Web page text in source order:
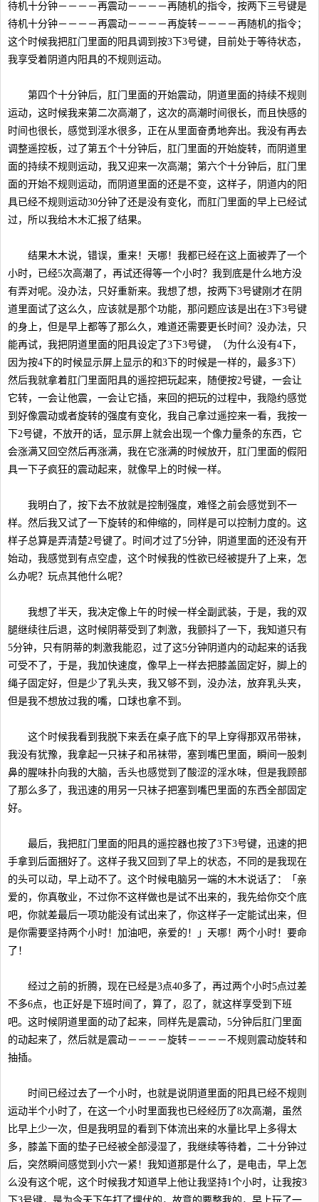
待机十分钟－－－－再震动－－－－再随机的指令，按两下三号键是
待机十分钟－－－－再震动－－－－再旋转－－－－再随机的指令；
这个时候我把肛门里面的阳具调到按3下3号键，目前处于等待状态，
我享受着阴道内阳具的不规则运动。
第四个十分钟后，肛门里面的开始震动，阴道里面的持续不规则
运动，这时候我来第二次高潮了，这次的高潮时间很长，而且快感的
时间也很长，感觉到淫水很多，正在从里面奋勇地奔出。我没有再去
调整遥控板，过了第五个十分钟后，肛门里面的开始旋转，而阴道里
面的持续不规则运动，我又迎来一次高潮；第六个十分钟后，肛门里
面的开始不规则运动，而阴道里面的还是不变，这样子，阴道内的阳
具已经不规则运动30分钟了还是没有变化，而肛门里面的早上已经试
过，所以我给木木汇报了结果。
结果木木说，错误，重来！天哪！我都已经在这上面被弄了一个
小时，已经5次高潮了，再试还得等一个小时？我到底是什么地方没
有弄对呢。没办法，只好重新来。我想了想，按两下3号键刚才在阴
道里面试了这么久，应该就是那个功能，那问题应该是出在3下3号键
的身上，但是早上都等了那么久，难道还需要更长时间？没办法，只
能再试，我把阴道里面的阳具设定了3下3号键，（为什么没有4下，
因为按4下的时候显示屏上显示的和3下的时候是一样的，最多3下）
然后我就拿着肛门里面阳具的遥控把玩起来，随便按2号键，一会让
它转，一会让他震，一会让它插，来回的把玩的过程中，我隐约感觉
到好像震动或者旋转的强度有变化，我自己拿过遥控来一看，我按一
下2号键，不放开的话，显示屏上就会出现一个像力量条的东西，它
会涨满又回空然后再涨满，我在它涨满的时候放开，肛门里面的假阳
具一下子疯狂的震动起来，就像早上的时候一样。
我明白了，按下去不放就是控制强度，难怪之前会感觉到不一
样。然后我又试了一下旋转的和伸缩的，同样是可以控制力度的。这
样子总算是弄清楚2号键了。时间才过了5分钟，阴道里面的还没有开
始动，我感觉到有点空虚，这个时候我的性欲已经被提升了上来，怎
么办呢？玩点其他什么呢？
我想了半天，我决定像上午的时候一样全副武装，于是，我的双
腿继续往后退，这时候阴蒂受到了刺激，我颤抖了一下，我知道只有
5分钟，只有阴蒂的刺激我能忍，过了这5分钟阴道内的动起来的话我
可受不了，于是，我加快速度，像早上一样去把膝盖固定好，脚上的
绳子固定好，但是少了乳头夹，我又够不到，没办法，放弃乳头夹，
但是我不想放过我的嘴，口球也拿不到。
这个时候我看到我脱下来丢在桌子底下的早上穿得那双吊带袜，
我没有犹豫，我拿起一只袜子和吊袜带，塞到嘴巴里面，瞬间一股刺
鼻的腥味扑向我的大脑，舌头也感觉到了酸涩的淫水味，但是我顾部
了那么多了，我迅速的用另一只袜子把塞到嘴巴里面的东西全部固定
好。
最后，我把肛门里面的阳具的遥控器也按了3下3号键，迅速的把
手拿到后面捆好了。这样子我又回到了早上的状态，不同的是我现在
的头可以动，早上动不了。这个时候电脑另一端的木木说话了：「亲
爱的，你真敬业，不过你不这样做也是试不出来的，我先给你交个底
吧，你就差最后一项功能没有试出来了，你这样子一定能试出来，但
是你需要坚持两个小时！加油吧，亲爱的！」天哪！两个小时！要命
了！
经过之前的折腾，现在已经是3点40多了，再过两个小时5点过差
不多6点，也正好是下班时间了，算了，忍了，就这样享受到下班
吧。这时候阴道里面的动了起来，同样先是震动，5分钟后肛门里面
的动起来了，然后就是震动－－－－旋转－－－－不规则震动旋转和
抽插。
时间已经过去了一个小时，也就是说阴道里面的阳具已经不规则
运动半个小时了，在这一个小时里面我也已经经历了8次高潮，虽然
比早上少一次，但是我明显的看到下体流出来的水量比早上多得太
多，膝盖下面的垫子已经被全部浸湿了，我继续等待着，二十分钟过
后，突然瞬间感觉到小穴一紧！我知道那是什么了，是电击，早上怎
么没有这个呢，这个时候我才知道早上他让我坚持1个小时，让我按3